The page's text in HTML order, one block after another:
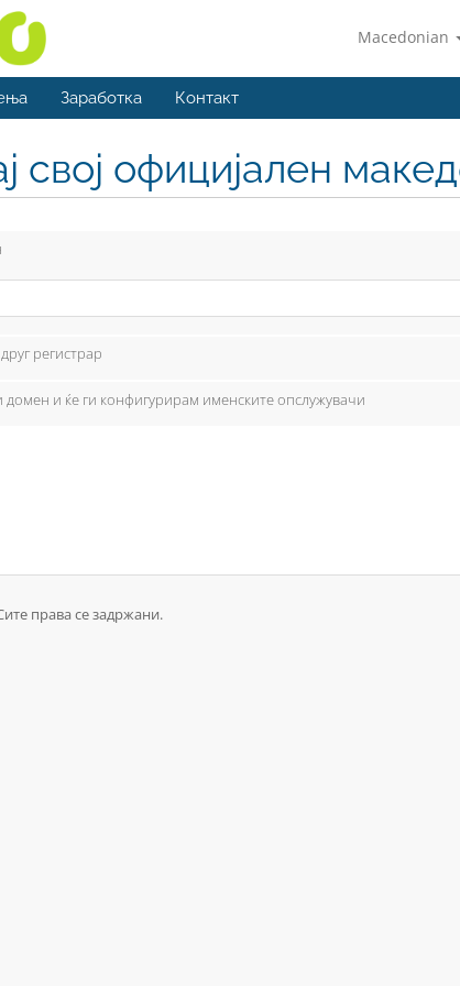
Macedonian
Заработка Контакт
свој официјален
регистрар
домен и ќе ги конфигурирам именските опслужувачи
права се задржани.